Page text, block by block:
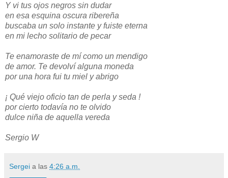
Y vi tus ojos negros sin dudar
en esa esquina oscura ribereña
buscaba un solo instante y fuiste eterna
en mi lecho solitario de pecar
Te enamoraste de mí como un mendigo
de amor. Te devolví alguna moneda
por una hora fui tu miel y abrigo
¡ Qué viejo oficio tan de perla y seda !
por cierto todavía no te olvido
dulce niña de aquella vereda
Sergio W
Sergei a las 4:26 a.m.